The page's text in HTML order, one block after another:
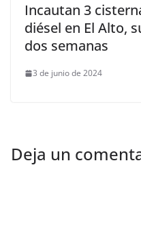
Incautan 3
diésel en El Alto,
dos semanas
3 de junio de 2024
Deja un